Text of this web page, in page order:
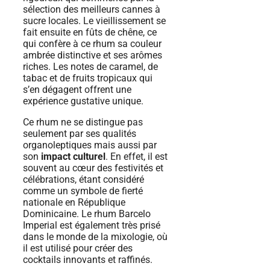
sélection des meilleurs cannes à
sucre locales. Le vieillissement se
fait ensuite en fûts de chêne, ce
qui confère à ce rhum sa couleur
ambrée distinctive et ses arômes
riches. Les notes de caramel, de
tabac et de fruits tropicaux qui
s’en dégagent offrent une
expérience gustative unique.
Ce rhum ne se distingue pas
seulement par ses qualités
organoleptiques mais aussi par
son impact culturel. En effet, il est
souvent au cœur des festivités et
célébrations, étant considéré
comme un symbole de fierté
nationale en République
Dominicaine. Le rhum Barcelo
Imperial est également très prisé
dans le monde de la mixologie, où
il est utilisé pour créer des
cocktails innovants et raffinés.